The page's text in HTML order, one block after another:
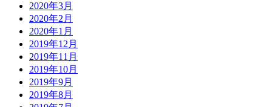
2020年3月
2020年2月
2020年1月
2019年12月
2019年11月
2019年10月
2019年9月
2019年8月